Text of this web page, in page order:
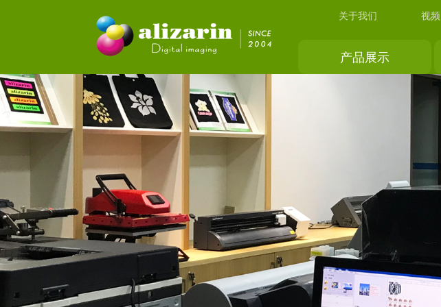
关于我们 视频
产品展示